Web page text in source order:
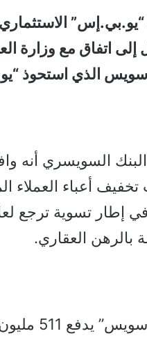
إلى اتفاق مع وزارة
الذي استحوذ
تخفيف أعباء
بالرهن العقاري.
“كريدي